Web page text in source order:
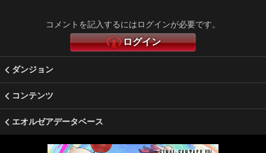
コメントを記入するにはログインが必要です。
ログイン
ダンジョン
コンテンツ
エオルゼアデータベース